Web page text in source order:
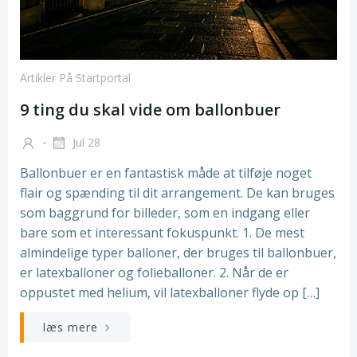
Artikler På Startportal
9 ting du skal vide om ballonbuer
- Jul 28
Ballonbuer er en fantastisk måde at tilføje noget
flair og spænding til dit arrangement. De kan bruges
som baggrund for billeder, som en indgang eller
bare som et interessant fokuspunkt. 1. De mest
almindelige typer balloner, der bruges til ballonbuer,
er latexballoner og folieballoner. 2. Når de er
oppustet med helium, vil latexballoner flyde op […]
læs mere